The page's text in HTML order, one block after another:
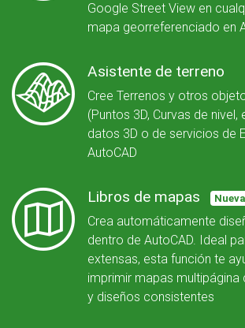
Google Street View en
mapa georreferenciado en
Asistente de terreno
Cree Terrenos y otros
(Puntos 3D, Curvas de nivel,
datos 3D o de servicios de
AutoCAD
Libros de mapas
Crea automáticamente
dentro de AutoCAD. Ideal
extensas, esta función te
imprimir mapas multipágina
y diseños consistentes